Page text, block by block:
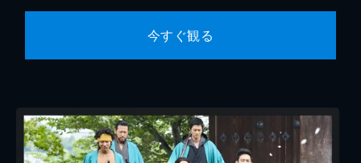
今すぐ観る